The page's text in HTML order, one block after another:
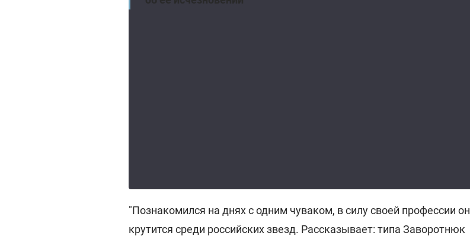
"Познакомился на днях с одним чуваком, в силу своей профессии он
крутится среди российских звезд. Рассказывает: типа Заворотнюк